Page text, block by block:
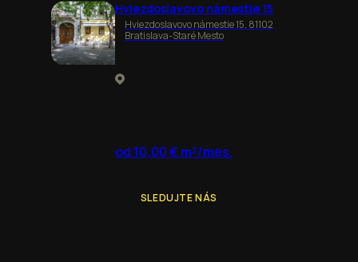
Hviezdoslavovo námestie 15
Hviezdoslavovo námestie 15, 81102
Bratislava-Staré Mesto
od 10,00 € m²/mes.
SLEDUJTE NÁS